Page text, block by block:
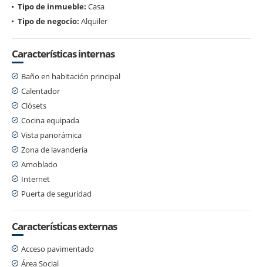
Tipo de inmueble: Casa
Tipo de negocio: Alquiler
Características internas
Baño en habitación principal
Calentador
Clósets
Cocina equipada
Vista panorámica
Zona de lavandería
Amoblado
Internet
Puerta de seguridad
Características externas
Acceso pavimentado
Área Social